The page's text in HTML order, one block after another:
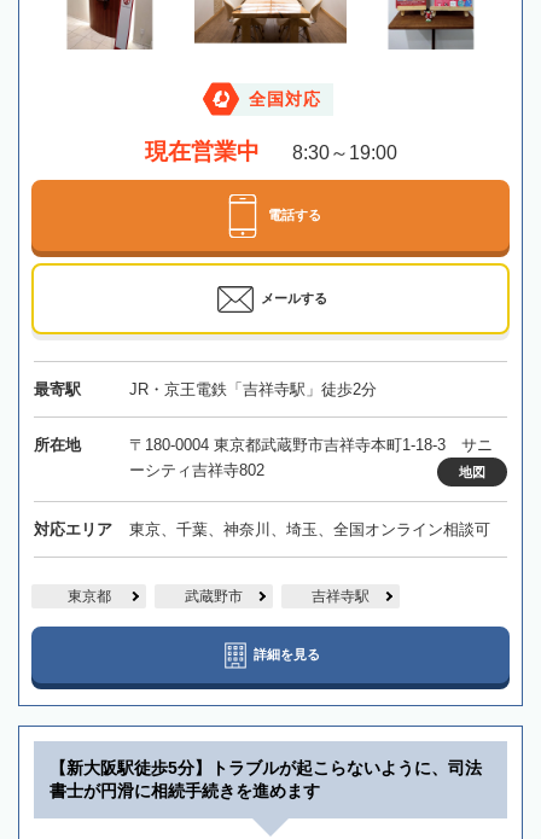
全国対応
現在営業中 8:30～19:00
電話する
メールする
最寄駅 JR・京王電鉄「吉祥寺駅」徒歩2分
所在地
〒180-0004 東京都武蔵野市吉祥寺本町1-18-3 サニ
ーシティ吉祥寺802
地図
対応エリア 東京、千葉、神奈川、埼玉、全国オンライン相談可
東京都 武蔵野市 吉祥寺駅
詳細を見る
【新大阪駅徒歩5分】トラブルが起こらないように、司法
書士が円滑に相続手続きを進めます